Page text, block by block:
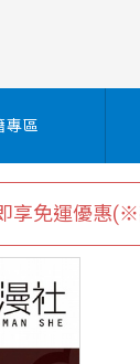
專區
享免運優惠